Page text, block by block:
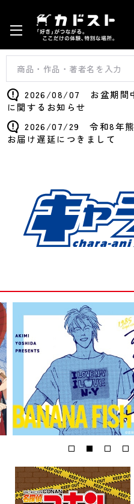
2026/08/07 お盆期間
に関するお知らせ
2026/07/29 令和8年熊
お届け遅延につきまして